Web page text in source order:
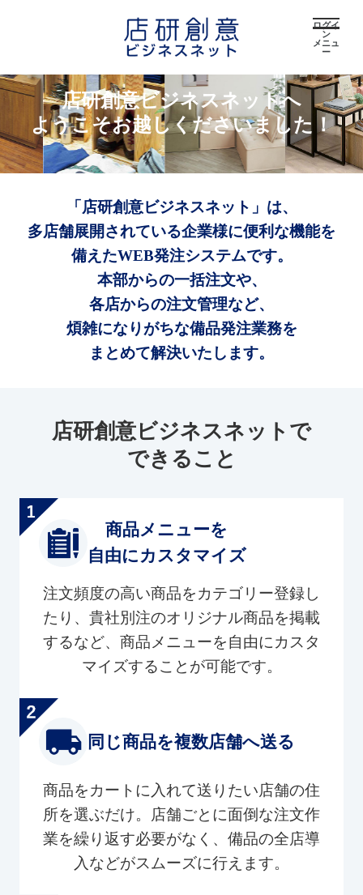
ログイ
ン
メニュ
ー
店研創意ビジネスネットへ
ようこそお越しくださいました！
「店研創意ビジネスネット」は、
多店舗展開されている企業様に便利な機能を
備えたWEB発注システムです。
本部からの一括注文や、
各店からの注文管理など、
煩雑になりがちな備品発注業務を
まとめて解決いたします。
店研創意ビジネスネットで
できること
商品メニューを
自由にカスタマイズ
注文頻度の高い商品をカテゴリー登録し
たり、貴社別注のオリジナル商品を掲載
するなど、商品メニューを自由にカスタ
マイズすることが可能です。
同じ商品を複数店舗へ送る
商品をカートに入れて送りたい店舗の住
所を選ぶだけ。店舗ごとに面倒な注文作
業を繰り返す必要がなく、備品の全店導
入などがスムーズに行えます。